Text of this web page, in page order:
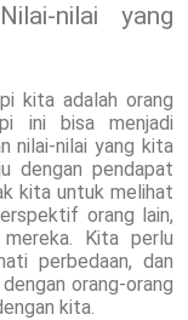
nilai yang
kita adalah orang
ini bisa menjadi
nilai-nilai yang kita
dengan pendapat
kita untuk melihat
orang lain,
Kita perlu
perbedaan, dan
orang-orang
kita.